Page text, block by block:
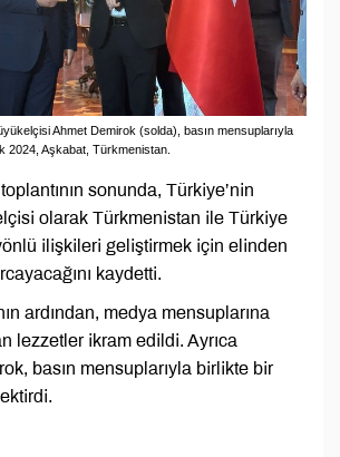
Ahmet Demirok (solda), basın mensuplarıyla
2024, Aşkabat, Türkmenistan.
sonunda, Türkiye’nin
olarak Türkmenistan ile Türkiye
ilişkileri geliştirmek için elinden
kaydetti.
ardından, medya mensuplarına
lezzetler ikram edildi. Ayrıca
basın mensuplarıyla birlikte bir